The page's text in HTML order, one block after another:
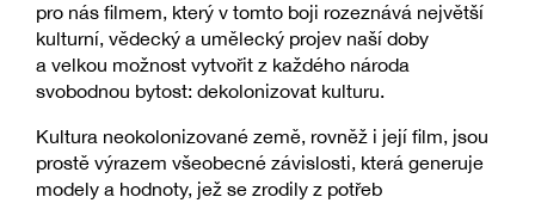
pro nás filmem, který v tomto boji rozeznává největší
kulturní, vědecký a umělecký projev naší doby
a velkou možnost vytvořit z každého národa
svobodnou bytost: dekolonizovat kulturu.
Kultura neokolonizované země, rovněž i její film, jsou
prostě výrazem všeobecné závislosti, která generuje
modely a hodnoty, jež se zrodily z potřeb